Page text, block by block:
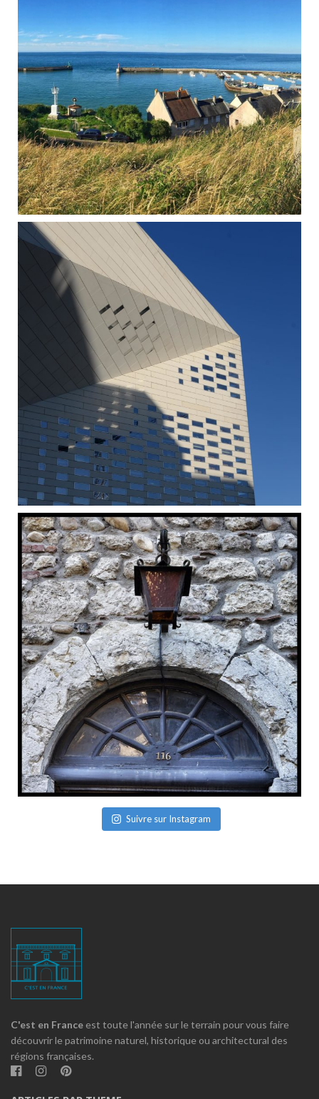
Suivre sur Instagram
C'est en France est toute l'année sur le terrain pour vous faire
découvrir le patrimoine naturel, historique ou architectural des
régions françaises.